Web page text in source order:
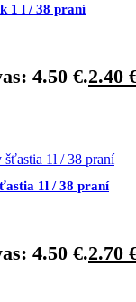
1 l / 38 praní
4.50 €.2.40
1l / 38 praní
4.50 €.2.70